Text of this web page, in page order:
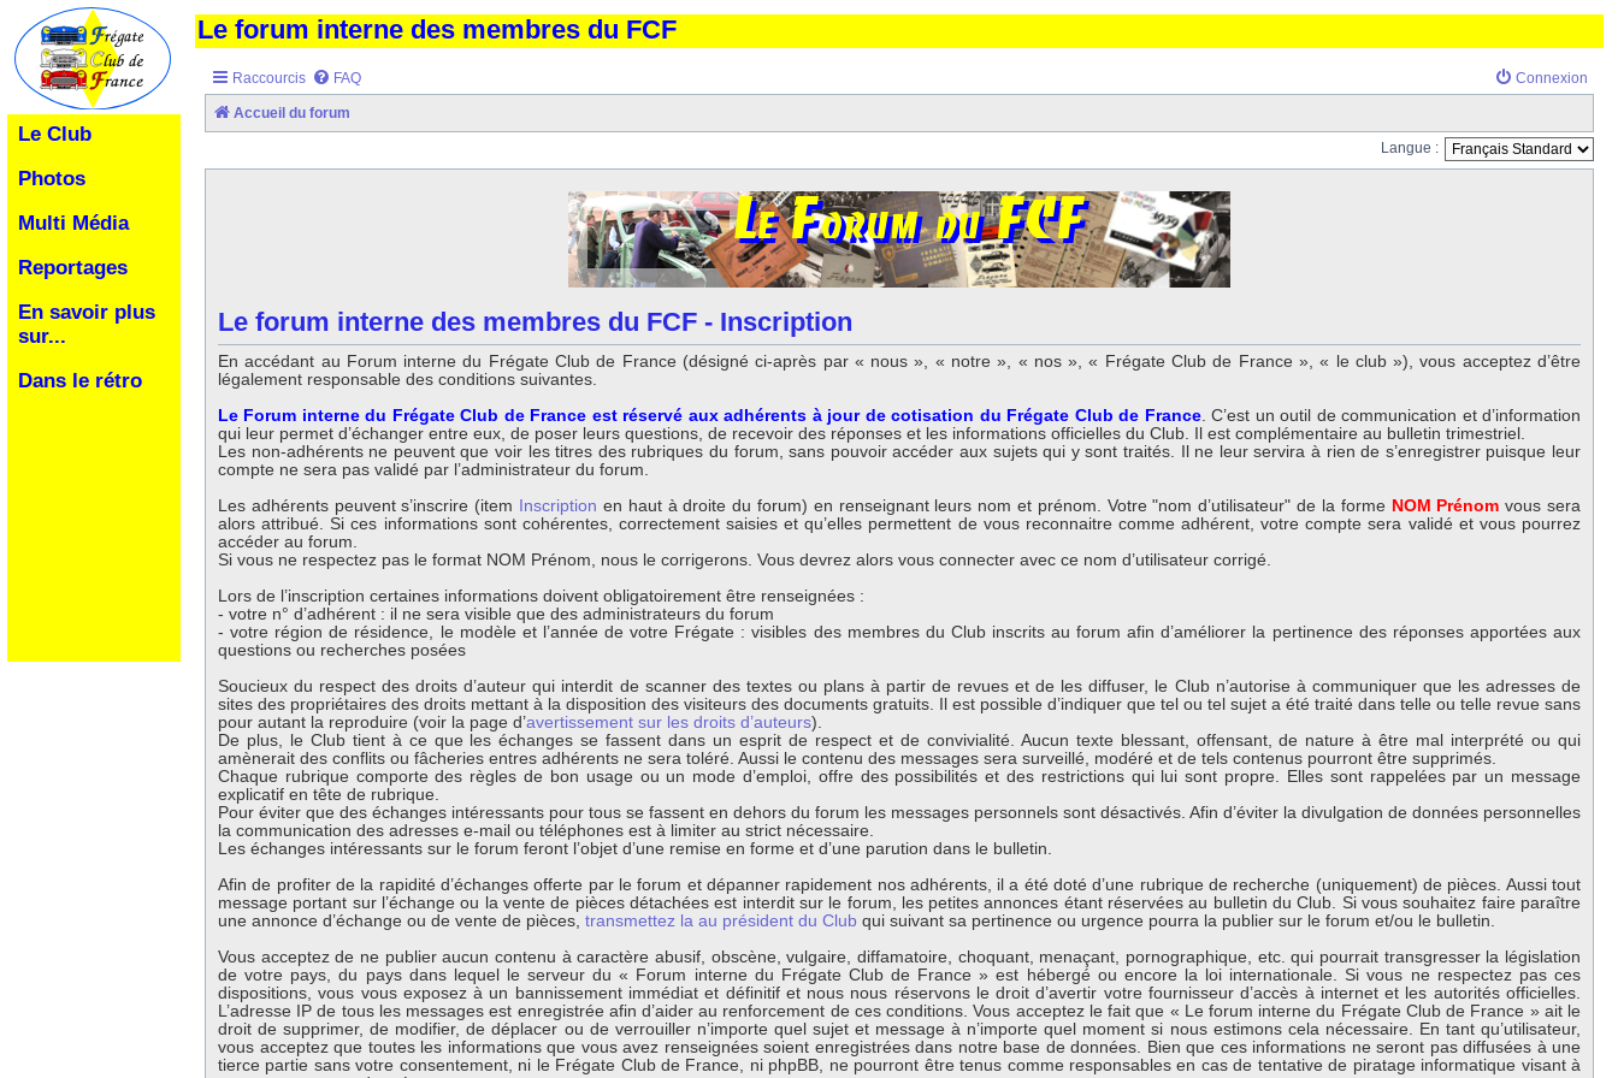
Le Club
Photos
Multi Média
Reportages
En savoir plus
sur...
Dans le rétro
Le forum interne des membres du FCF
Raccourcis FAQ Connexion
Accueil du forum
Langue :
Le forum interne des membres du FCF - Inscription
En accédant au Forum interne du Frégate Club de France (désigné ci-après par « nous », « notre », « nos », « Frégate Club de France », « le club »), vous acceptez d’être
légalement responsable des conditions suivantes.
Le Forum interne du Frégate Club de France est réservé aux adhérents à jour de cotisation du Frégate Club de France. C’est un outil de communication et d’information
qui leur permet d’échanger entre eux, de poser leurs questions, de recevoir des réponses et les informations officielles du Club. Il est complémentaire au bulletin trimestriel.
Les non-adhérents ne peuvent que voir les titres des rubriques du forum, sans pouvoir accéder aux sujets qui y sont traités. Il ne leur servira à rien de s’enregistrer puisque leur
compte ne sera pas validé par l’administrateur du forum.
Les adhérents peuvent s’inscrire (item Inscription en haut à droite du forum) en renseignant leurs nom et prénom. Votre "nom d’utilisateur" de la forme NOM Prénom vous sera
alors attribué. Si ces informations sont cohérentes, correctement saisies et qu’elles permettent de vous reconnaitre comme adhérent, votre compte sera validé et vous pourrez
accéder au forum.
Si vous ne respectez pas le format NOM Prénom, nous le corrigerons. Vous devrez alors vous connecter avec ce nom d’utilisateur corrigé.
Lors de l’inscription certaines informations doivent obligatoirement être renseignées :
- votre n° d’adhérent : il ne sera visible que des administrateurs du forum
- votre région de résidence, le modèle et l’année de votre Frégate : visibles des membres du Club inscrits au forum afin d’améliorer la pertinence des réponses apportées aux
questions ou recherches posées
Soucieux du respect des droits d’auteur qui interdit de scanner des textes ou plans à partir de revues et de les diffuser, le Club n’autorise à communiquer que les adresses de
sites des propriétaires des droits mettant à la disposition des visiteurs des documents gratuits. Il est possible d’indiquer que tel ou tel sujet a été traité dans telle ou telle revue sans
pour autant la reproduire (voir la page d’avertissement sur les droits d’auteurs).
De plus, le Club tient à ce que les échanges se fassent dans un esprit de respect et de convivialité. Aucun texte blessant, offensant, de nature à être mal interprété ou qui
amènerait des conflits ou fâcheries entres adhérents ne sera toléré. Aussi le contenu des messages sera surveillé, modéré et de tels contenus pourront être supprimés.
Chaque rubrique comporte des règles de bon usage ou un mode d’emploi, offre des possibilités et des restrictions qui lui sont propre. Elles sont rappelées par un message
explicatif en tête de rubrique.
Pour éviter que des échanges intéressants pour tous se fassent en dehors du forum les messages personnels sont désactivés. Afin d’éviter la divulgation de données personnelles
la communication des adresses e-mail ou téléphones est à limiter au strict nécessaire.
Les échanges intéressants sur le forum feront l’objet d’une remise en forme et d’une parution dans le bulletin.
Afin de profiter de la rapidité d’échanges offerte par le forum et dépanner rapidement nos adhérents, il a été doté d’une rubrique de recherche (uniquement) de pièces. Aussi tout
message portant sur l’échange ou la vente de pièces détachées est interdit sur le forum, les petites annonces étant réservées au bulletin du Club. Si vous souhaitez faire paraître
une annonce d’échange ou de vente de pièces, transmettez la au président du Club qui suivant sa pertinence ou urgence pourra la publier sur le forum et/ou le bulletin.
Vous acceptez de ne publier aucun contenu à caractère abusif, obscène, vulgaire, diffamatoire, choquant, menaçant, pornographique, etc. qui pourrait transgresser la législation
de votre pays, du pays dans lequel le serveur du « Forum interne du Frégate Club de France » est hébergé ou encore la loi internationale. Si vous ne respectez pas ces
dispositions, vous vous exposez à un bannissement immédiat et définitif et nous nous réservons le droit d’avertir votre fournisseur d’accès à internet et les autorités officielles.
L’adresse IP de tous les messages est enregistrée afin d’aider au renforcement de ces conditions. Vous acceptez le fait que « Le forum interne du Frégate Club de France » ait le
droit de supprimer, de modifier, de déplacer ou de verrouiller n’importe quel sujet et message à n’importe quel moment si nous estimons cela nécessaire. En tant qu’utilisateur,
vous acceptez que toutes les informations que vous avez renseignées soient enregistrées dans notre base de données. Bien que ces informations ne seront pas diffusées à une
tierce partie sans votre consentement, ni le Frégate Club de France, ni phpBB, ne pourront être tenus comme responsables en cas de tentative de piratage informatique visant à